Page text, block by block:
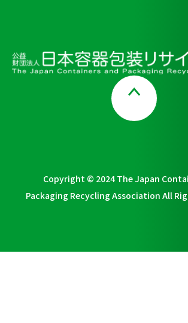
Copyright © 2024 The Japan
Packaging Recycling Association All